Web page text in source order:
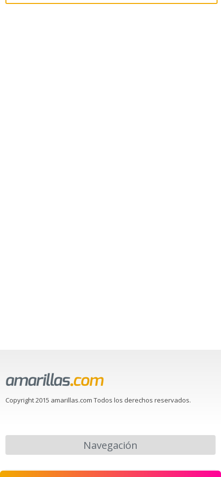
Copyright 2015 amarillas.com Todos los derechos reservados.
Navegación